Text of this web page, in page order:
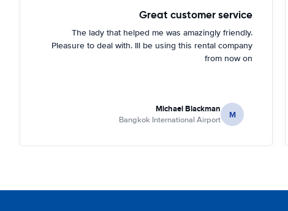
Great customer service
The lady that helped me was amazingly friendly.
Pleasure to deal with. Ill be using this rental company
from now on
M
Michael Blackman
Bangkok International Airport